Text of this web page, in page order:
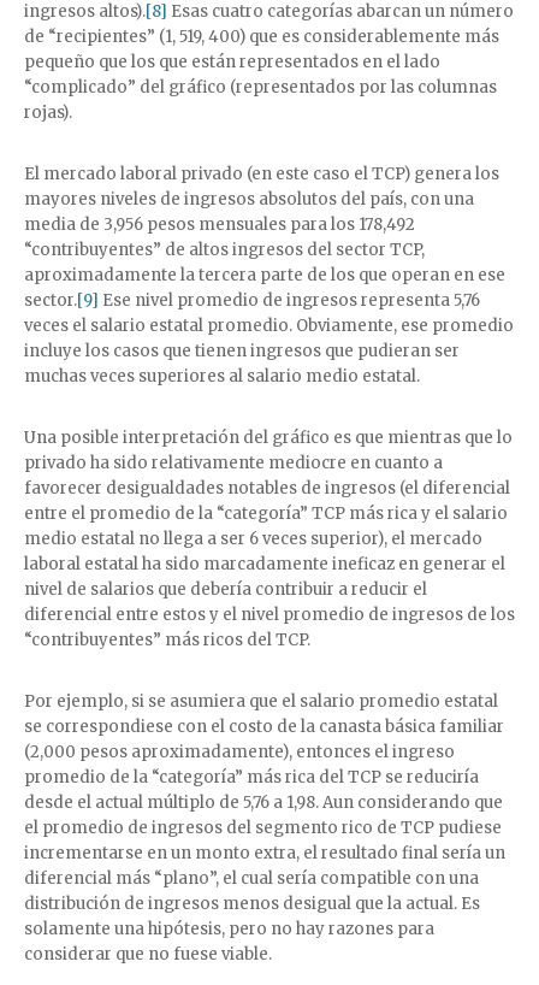
ingresos altos).[8] Esas cuatro categorías abarcan un número
de “recipientes” (1, 519, 400) que es considerablemente más
pequeño que los que están representados en el lado
“complicado” del gráfico (representados por las columnas
rojas).
El mercado laboral privado (en este caso el TCP) genera los
mayores niveles de ingresos absolutos del país, con una
media de 3,956 pesos mensuales para los 178,492
“contribuyentes” de altos ingresos del sector TCP,
aproximadamente la tercera parte de los que operan en ese
sector.[9] Ese nivel promedio de ingresos representa 5,76
veces el salario estatal promedio. Obviamente, ese promedio
incluye los casos que tienen ingresos que pudieran ser
muchas veces superiores al salario medio estatal.
Una posible interpretación del gráfico es que mientras que lo
privado ha sido relativamente mediocre en cuanto a
favorecer desigualdades notables de ingresos (el diferencial
entre el promedio de la “categoría” TCP más rica y el salario
medio estatal no llega a ser 6 veces superior), el mercado
laboral estatal ha sido marcadamente ineficaz en generar el
nivel de salarios que debería contribuir a reducir el
diferencial entre estos y el nivel promedio de ingresos de los
“contribuyentes” más ricos del TCP.
Por ejemplo, si se asumiera que el salario promedio estatal
se correspondiese con el costo de la canasta básica familiar
(2,000 pesos aproximadamente), entonces el ingreso
promedio de la “categoría” más rica del TCP se reduciría
desde el actual múltiplo de 5,76 a 1,98. Aun considerando que
el promedio de ingresos del segmento rico de TCP pudiese
incrementarse en un monto extra, el resultado final sería un
diferencial más “plano”, el cual sería compatible con una
distribución de ingresos menos desigual que la actual. Es
solamente una hipótesis, pero no hay razones para
considerar que no fuese viable.